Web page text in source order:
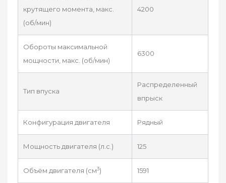
крутящего момента, макс.
(об/мин)
4200
Обороты максимальной
мощности, макс. (об/мин)
6300
Тип впуска
Распределенный
впрыск
Конфигурация двигателя Рядный
Мощность двигателя (л.с.) 125
Объём двигателя (см3) 1591